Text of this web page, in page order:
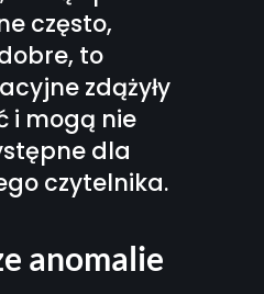
często,
to
zdążyły
i mogą nie
dla
czytelnika.
anomalie